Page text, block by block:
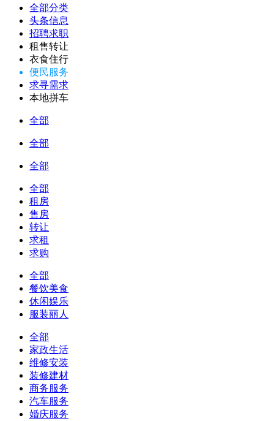
全部分类
头条信息
招聘求职
租售转让
衣食住行
便民服务
求寻需求
本地拼车
全部
全部
全部
全部
租房
售房
转让
求租
求购
全部
餐饮美食
休闲娱乐
服装丽人
全部
家政生活
维修安装
装修建材
商务服务
汽车服务
婚庆服务